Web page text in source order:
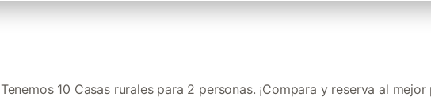
Tenemos 10 Casas rurales para 2 personas. ¡Compara y reserva al mejor